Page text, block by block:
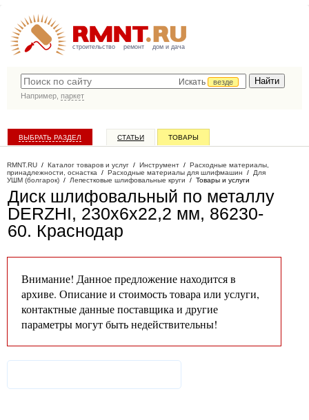
строительство ремонт дом и дача
Искать
везде
Например, паркет
ВЫБРАТЬ РАЗДЕЛ СТАТЬИ ТОВАРЫ
RMNT.RU / Каталог товаров и услуг / Инструмент / Расходные материалы,
принадлежности, оснастка / Расходные материалы для шлифмашин / Для
УШМ (болгарок) / Лепестковые шлифовальные круги / Товары и услуги
Диск шлифовальный по металлу
DERZHI, 230x6x22,2 мм, 86230-
60. Краснодар
Внимание! Данное предложение находится в
архиве. Описание и стоимость товара или услуги,
контактные данные поставщика и другие
параметры могут быть недействительны!